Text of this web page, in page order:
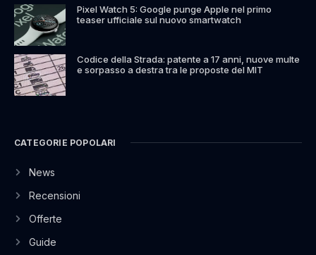
Pixel Watch 5: Google punge Apple nel primo
teaser ufficiale sul nuovo smartwatch
Codice della Strada: patente a 17 anni, nuove multe
e sorpasso a destra tra le proposte del MIT
CATEGORIE POPOLARI
News
Recensioni
Offerte
Guide